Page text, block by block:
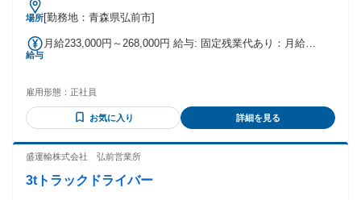
場所[勤務地：青森県弘前市]
給与
月給233,000円～268,000円 給与: 固定残業代あり：月給
追加で支給する。
雇用形態： 正社員
お気に入り 詳細を見る
盛運輸株式会社 弘前営業所
3tトラックドライバー